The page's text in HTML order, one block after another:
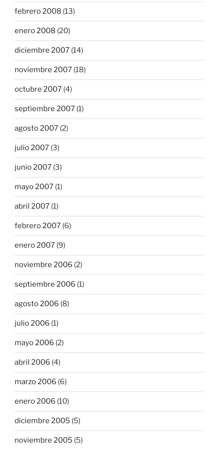
febrero 2008 (13)
enero 2008 (20)
diciembre 2007 (14)
noviembre 2007 (18)
octubre 2007 (4)
septiembre 2007 (1)
agosto 2007 (2)
julio 2007 (3)
junio 2007 (3)
mayo 2007 (1)
abril 2007 (1)
febrero 2007 (6)
enero 2007 (9)
noviembre 2006 (2)
septiembre 2006 (1)
agosto 2006 (8)
julio 2006 (1)
mayo 2006 (2)
abril 2006 (4)
marzo 2006 (6)
enero 2006 (10)
diciembre 2005 (5)
noviembre 2005 (5)